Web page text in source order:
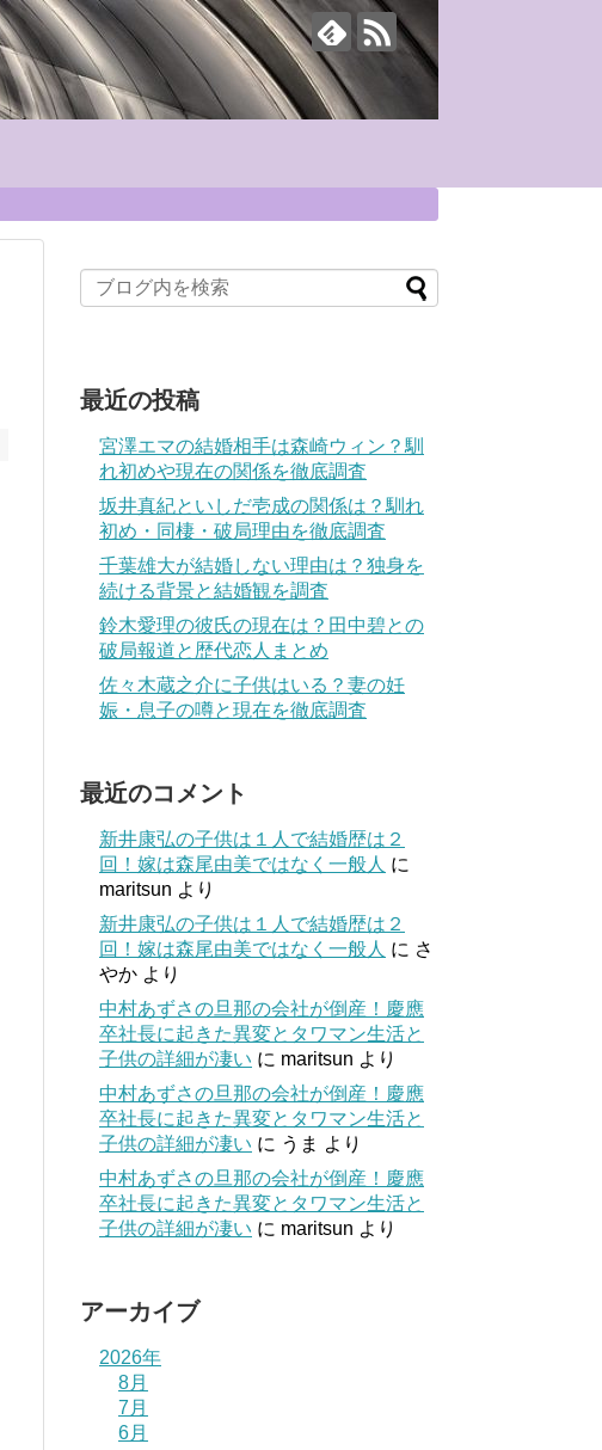
最近の投稿
宮澤エマの結婚相手は森崎ウィン？馴
れ初めや現在の関係を徹底調査
坂井真紀といしだ壱成の関係は？馴れ
初め・同棲・破局理由を徹底調査
千葉雄大が結婚しない理由は？独身を
続ける背景と結婚観を調査
鈴木愛理の彼氏の現在は？田中碧との
破局報道と歴代恋人まとめ
佐々木蔵之介に子供はいる？妻の妊
娠・息子の噂と現在を徹底調査
最近のコメント
新井康弘の子供は１人で結婚歴は２
回！嫁は森尾由美ではなく一般人 に
maritsun より
新井康弘の子供は１人で結婚歴は２
回！嫁は森尾由美ではなく一般人 に さ
やか より
中村あずさの旦那の会社が倒産！慶應
卒社長に起きた異変とタワマン生活と
子供の詳細が凄い に maritsun より
中村あずさの旦那の会社が倒産！慶應
卒社長に起きた異変とタワマン生活と
子供の詳細が凄い に うま より
中村あずさの旦那の会社が倒産！慶應
卒社長に起きた異変とタワマン生活と
子供の詳細が凄い に maritsun より
アーカイブ
2026年
8月
7月
6月